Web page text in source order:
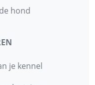
hond
je kennel